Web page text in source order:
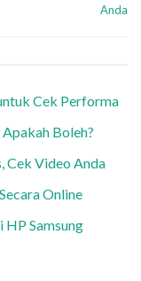
Anda
Cek Performa
Boleh?
Cek Video Anda
Online
Samsung